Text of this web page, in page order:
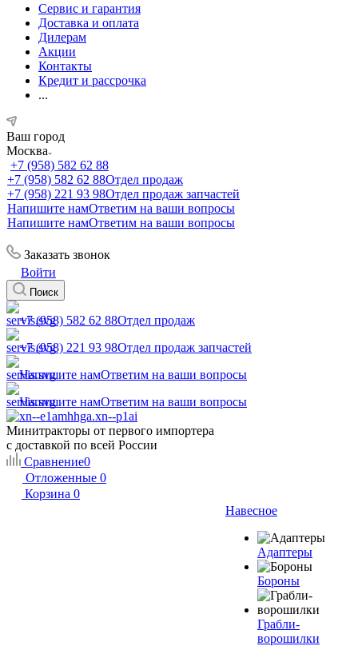
Сервис и гарантия
Доставка и оплата
Дилерам
Акции
Контакты
Кредит и рассрочка
...
Ваш город
Москва
+7 (958) 582 62 88
+7 (958) 582 62 88Отдел продаж
+7 (958) 221 93 98Отдел продаж запчастей
Напишите намОтветим на ваши вопросы
Напишите намОтветим на ваши вопросы
Заказать звонок
Войти
Поиск
+7 (958) 582 62 88Отдел продаж
+7 (958) 221 93 98Отдел продаж запчастей
Напишите намОтветим на ваши вопросы
Напишите намОтветим на ваши вопросы
Минитракторы от первого импортера
с доставкой по всей России
Сравнение0
Отложенные 0
Корзина 0
Навесное
Адаптеры
Бороны
Грабли-
ворошилки